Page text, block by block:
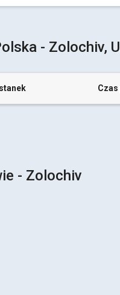
- Zolochiv,
- Zolochiv